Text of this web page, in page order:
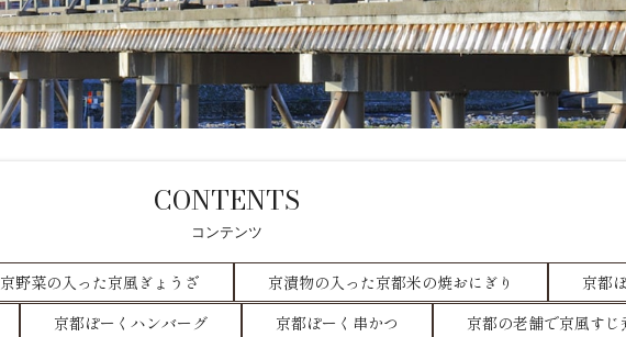
CONTENTS
コンテンツ
京野菜の入った京風ぎょうざ 京漬物の入った京都米の焼おにぎり
京都
京都ぽーくハンバーグ 京都ぽーく串かつ
京都の老舗で京風すじ